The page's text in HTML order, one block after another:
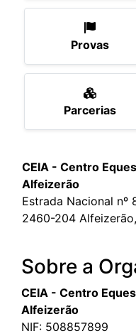
Provas
Parcerias
CEIA - Centro
Alfeizerão
Estrada Nacional nº
2460-204
Sobre a
CEIA - Centro
Alfeizerão
NIF: 508857899